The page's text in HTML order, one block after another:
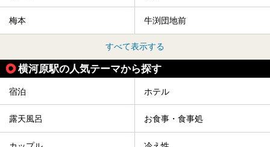
梅本 牛渕団地前
すべて表示する
横河原駅の人気テーマから探す
宿泊 ホテル
露天風呂 お食事・食事処